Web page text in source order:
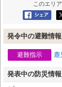
このエリ
発令中の避難情報
避難指示 鹿
発表中の防災情報